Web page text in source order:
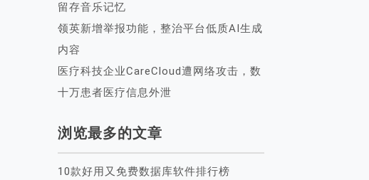
留存音乐记忆
领英新增举报功能，整治平台低质AI生成
内容
医疗科技企业CareCloud遭网络攻击，数
十万患者医疗信息外泄
浏览最多的文章
10款好用又免费数据库软件排行榜